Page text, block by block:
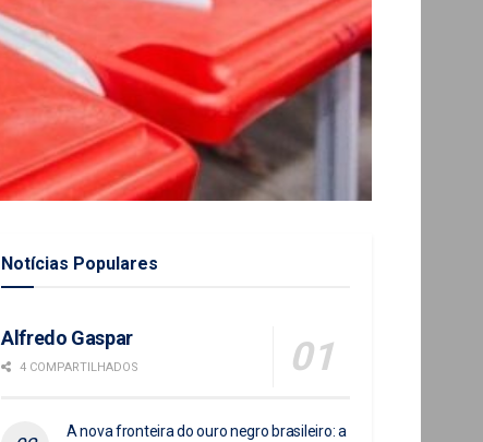
Notícias Populares
Alfredo Gaspar
4 COMPARTILHADOS
A nova fronteira do ouro negro brasileiro: a